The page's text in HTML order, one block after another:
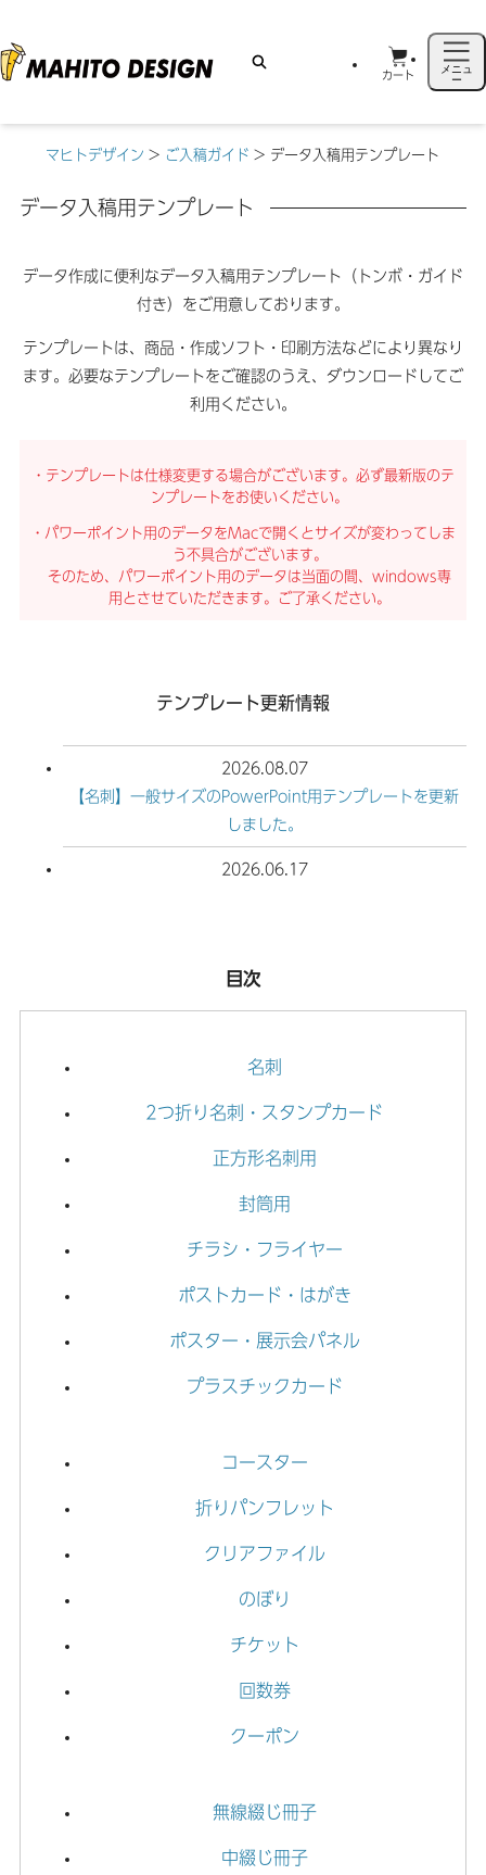
カート
メニュ
ー
マヒトデザイン > ご入稿ガイド > データ入稿用テンプレート
データ入稿用テンプレート
データ作成に便利なデータ入稿用テンプレート（トンボ・ガイド
付き）をご用意しております。
テンプレートは、商品・作成ソフト・印刷方法などにより異なり
ます。 必要なテンプレートをご確認のうえ、ダウンロードしてご
利用ください。
・テンプレートは仕様変更する場合がございます。必ず最新版のテ
ンプレートをお使いください。
・パワーポイント用のデータをMacで開くとサイズが変わってしま
う不具合がございます。
そのため、パワーポイント用のデータは当面の間、windows専
用とさせていただきます。ご了承ください。
テンプレート更新情報
2026.08.07
【名刺】一般サイズのPowerPoint用テンプレートを更新
しました。
2026.06.17
スイングPOPのIllustrator用テンプレートを公開しまし
しおりのIllustrator用テンプレートを公開しました。
2026.05.28
クーポンのIllustrator用テンプレートを公開しました。
2026.05.27
回数券のIllustrator用テンプレートを公開しました。
2026.05.27
【コースター】四角型・丸型・樽型のIllustrator用テンプ
【3つ折り名刺】3つ折り名刺用テンプレートを公開しまし
た。
2026.03.25
開しました。
【缶バッジ】Illustrator用テンプレートを公開しました。
2026.03.03
目次
名刺
2つ折り名刺・スタンプカード
正方形名刺用
封筒用
チラシ・フライヤー
ポストカード・はがき
ポスター・展示会パネル
プラスチックカード
コースター
折りパンフレット
クリアファイル
のぼり
チケット
回数券
クーポン
無線綴じ冊子
中綴じ冊子